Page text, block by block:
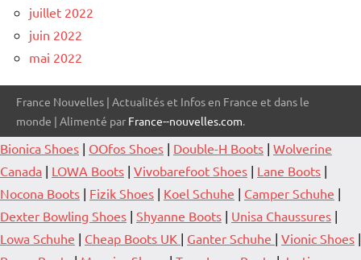
juillet 2022
juin 2022
mai 2022
France Nouvelles | Actualités et Infos en France et dans le
monde | Alimenté par France--nouvelles.com.
Bionica Shoes | OOfos Shoes | Double-H Boots | Wolverine
Canada | LOWA Boots | Vivobarefoot Shoes | Lane Boots |
Nocona Boots | Fizik Shoes | Koel Schuhe | Camper Schuhe |
Dexter Bowling Shoes | Shyanne Boots | Unisa Chaussures |
Lowa Schuhe | Cheap Boots UK | Ganter Schuhe | Vionic Shoes |